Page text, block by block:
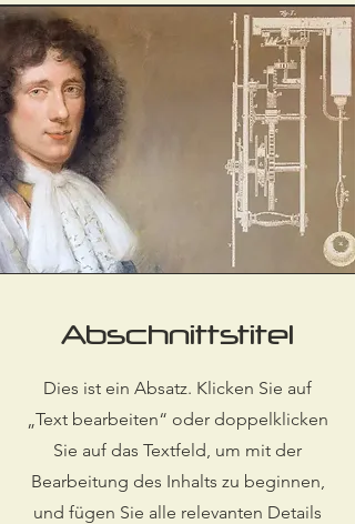
Abschnittstitel
Dies ist ein Absatz. Klicken Sie auf
„Text bearbeiten“ oder doppelklicken
Sie auf das Textfeld, um mit der
Bearbeitung des Inhalts zu beginnen,
und fügen Sie alle relevanten Details